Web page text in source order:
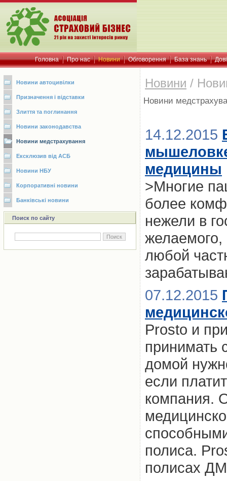
Головна Про нас Новини Обговорення База знань
Новини автоцивілки
Призначення і відставки
Злиття та поглинання
Новини законодавства
Новини медстрахування
Ексклюзив від АСБ
Новини НБУ
Корпоративні новини
Банківські новини
Поиск по сайту
Новини /
Новини
14.12.2015
медицины
>Многие
более
нежели в
желаемого,
любой
07.12.2015
Prosto и
принимать
домой
если
компания.
полиса.
полисах